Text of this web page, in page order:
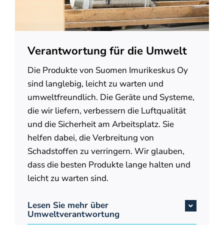
Verantwortung für die Umwelt
Die Produkte von Suomen Imurikeskus Oy
sind langlebig, leicht zu warten und
umweltfreundlich. Die Geräte und Systeme,
die wir liefern, verbessern die Luftqualität
und die Sicherheit am Arbeitsplatz. Sie
helfen dabei, die Verbreitung von
Schadstoffen zu verringern. Wir glauben,
dass die besten Produkte lange halten und
leicht zu warten sind.
Lesen Sie mehr über
Umweltverantwortung